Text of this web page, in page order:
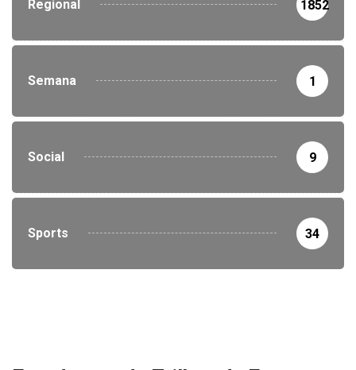
Regional 1852
Semana 1
Social 9
Sports 34